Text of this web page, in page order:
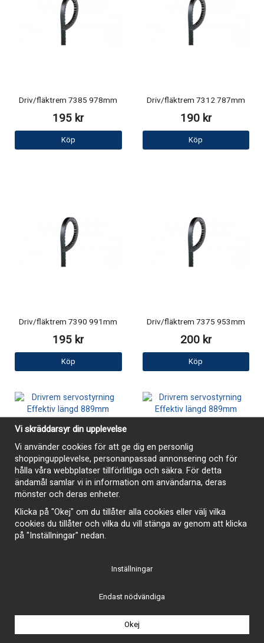
Driv/fläktrem 7385 978mm
195 kr
Köp
Driv/fläktrem 7312 787mm
190 kr
Köp
Driv/fläktrem 7390 991mm
195 kr
Köp
Driv/fläktrem 7375 953mm
200 kr
Köp
Driv/fläktrem 7370 939mm
Vi skräddarsyr din upplevelse
Vi använder cookies för att ge dig en personlig
shoppingupplevelse, personanpassad annonsering och för
hålla våra webbplatser tillförlitliga och säkra. För detta
ändamål samlar vi in information om användarna, deras
mönster och deras enheter.
Klicka på "Okej" om du tillåter alla cookies eller välj vilka
cookies du tillåter och vilka du vill stänga av genom att klicka
på "Inställningar" nedan.
Inställningar
Endast nödvändiga
Okej